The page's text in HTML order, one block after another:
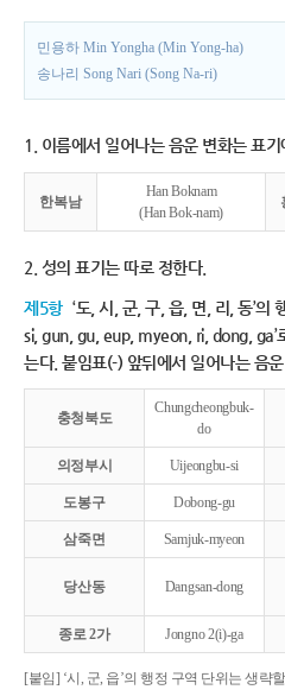
민용하 Min Yongha (Min Yong-ha)
송나리 Song Nari (Song Na-ri)
1. 이름에서 일어나는 음운 변화는 표기
한복남
Han Boknam
(Han Bok-nam)
2. 성의 표기는 따로 정한다.
제5항 ‘도, 시, 군, 구, 읍, 면, 리, 동’의
si, gun, gu, eup, myeon, ri, dong, ga’
는다. 붙임표(-) 앞뒤에서 일어나는 음
충청북도
Chungcheongbuk-
do
의정부시 Uijeongbu-si
도봉구 Dobong-gu
삼죽면 Samjuk-myeon
당산동 Dangsan-dong
종로 2가 Jongno 2(i)-ga
[붙임] ‘시, 군, 읍’의 행정 구역 단위는 생략